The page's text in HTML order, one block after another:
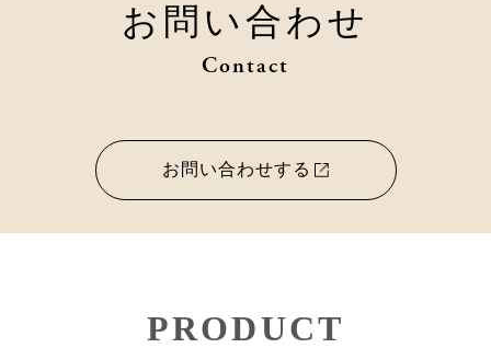
お問い合わせ
Contact
お問い合わせする
PRODUCT